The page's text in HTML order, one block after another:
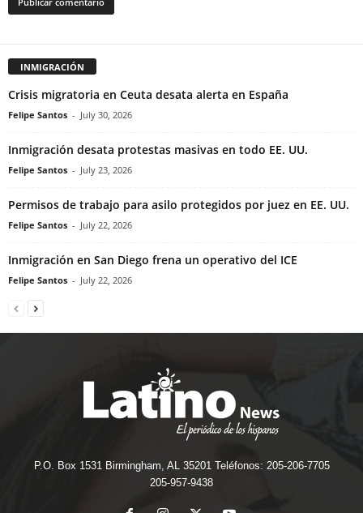
INMIGRACIÓN
Crisis migratoria en Ceuta desata alerta en España
Felipe Santos - July 30, 2026
Inmigración desata protestas masivas en todo EE. UU.
Felipe Santos - July 23, 2026
Permisos de trabajo para asilo protegidos por juez en EE. UU.
Felipe Santos - July 22, 2026
Inmigración en San Diego frena un operativo del ICE
Felipe Santos - July 22, 2026
P.O. Box 1531 Birmingham, AL 35201 Teléfonos: 205-206-7705
205-957-9438